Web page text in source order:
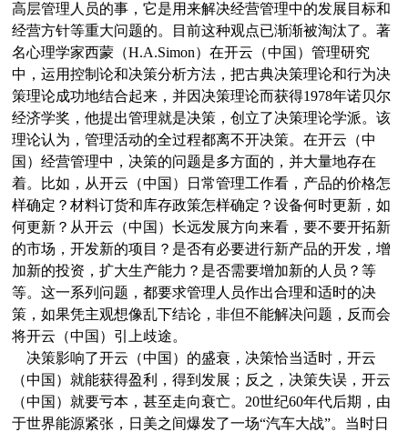
高层管理人员的事，它是用来解决经营管理中的发展目标和
经营方针等重大问题的。目前这种观点已渐渐被淘汰了。著
名心理学家西蒙（H.A.Simon）在开云（中国）管理研究
中，运用控制论和决策分析方法，把古典决策理论和行为决
策理论成功地结合起来，并因决策理论而获得1978年诺贝尔
经济学奖，他提出管理就是决策，创立了决策理论学派。该
理论认为，管理活动的全过程都离不开决策。在开云（中
国）经营管理中，决策的问题是多方面的，并大量地存在
着。比如，从开云（中国）日常管理工作看，产品的价格怎
样确定？材料订货和库存政策怎样确定？设备何时更新，如
何更新？从开云（中国）长远发展方向来看，要不要开拓新
的市场，开发新的项目？是否有必要进行新产品的开发，增
加新的投资，扩大生产能力？是否需要增加新的人员？等
等。这一系列问题，都要求管理人员作出合理和适时的决
策，如果凭主观想像乱下结论，非但不能解决问题，反而会
将开云（中国）引上歧途。
决策影响了开云（中国）的盛衰，决策恰当适时，开云
（中国）就能获得盈利，得到发展；反之，决策失误，开云
（中国）就要亏本，甚至走向衰亡。20世纪60年代后期，由
于世界能源紧张，日美之间爆发了一场“汽车大战”。当时日